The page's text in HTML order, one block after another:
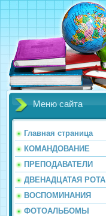
Меню сайта
Главная страница
КОМАНДОВАНИЕ
ПРЕПОДАВАТЕЛИ
ДВЕНАДЦАТАЯ РОТА
ВОСПОМИНАНИЯ
ФОТОАЛЬБОМЫ